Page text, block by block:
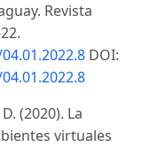
Revista
DOI:
(2020). La
virtuales